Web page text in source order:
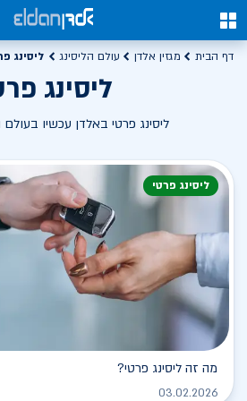
0
דף הבית מגזין אלדן עולם הליסינג ליסינג
ליסינג
ליסינג פרטי באלדן עכשיו
ליסינג פרטי
מה זה ליסינג פרטי?
03.02.2026